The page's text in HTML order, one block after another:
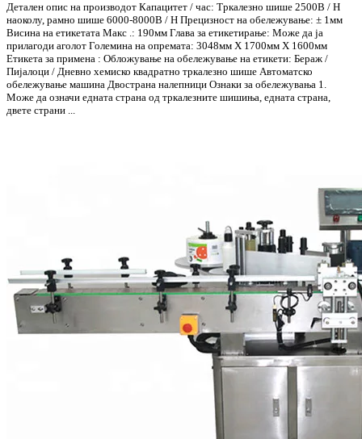
Детален опис на производот Капацитет / час: Тркалезно шише 2500B / H
наоколу, рамно шише 6000-8000B / H Прецизност на обележување: ± 1мм
Висина на етикетата Макс .: 190мм Глава за етикетирање: Може да ја
прилагоди аголот Големина на опремата: 3048мм X 1700мм X 1600мм
Етикета за примена : Обложување на обележување на етикети: Бераж /
Пијалоци / Дневно хемиско квадратно тркалезно шише Автоматско
обележување машина Двострана налепници Ознаки за обележувања 1.
Може да означи едната страна од тркалезните шишиња, едната страна,
двете страни ...